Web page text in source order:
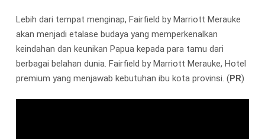
Lebih dari tempat menginap, Fairfield by Marriott Merauke
akan menjadi etalase budaya yang memperkenalkan
keindahan dan keunikan Papua kepada para tamu dari
berbagai belahan dunia. Fairfield by Marriott Merauke, Hotel
premium yang menjawab kebutuhan ibu kota provinsi. (PR)